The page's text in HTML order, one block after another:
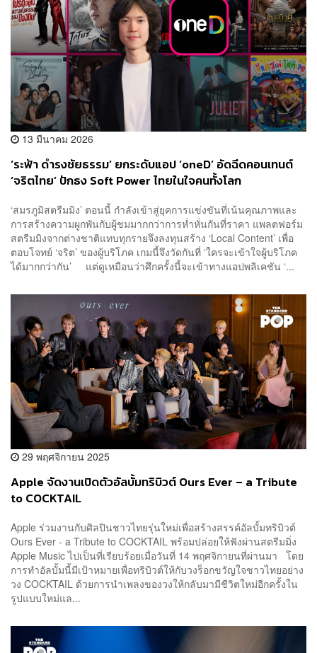
13 มีนาคม 2026
‘ระฟ้า ดำรงชัยธรรม’ ยกระดับแอป ‘oneD’ อัดฉีดคอนเทนต์
‘จริตไทย’ ปักธง Soft Power ไทยในใจคนทั้งโลก
‘สมรภูมิสตรีมมิง’ ตอนนี้ กำลังเข้าสู่ยุคการแข่งขันที่เน้นคุณภาพและ
การสร้างความผูกพันกับผู้ชมมากกว่าการห่ำหั่นกันที่ราคา แพลตฟอร์ม
สตรีมมิงจากต่างชาติแทบทุกรายจึงลงทุนสร้าง ‘Local Content’ เพื่อ
ตอบโจทย์ ‘จริต’ ของผู้บริโภค เกมนี้จึงวัดกันที่ ‘ใครจะเข้าใจผู้บริโภค
ได้มากกว่ากัน’ แต่ดูเหมือนว่าศึกครั้งนี้จะเข้าทางแอปพลิเคชัน ‘...
29 พฤศจิกายน 2025
Apple จัดงานเปิดตัวอัลบั้มทริบิวต์ Ours Ever – a Tribute
to COCKTAIL
Apple ร่วมงานกับศิลปินชาวไทยรุ่นใหม่เพื่อสร้างสรรค์อัลบั้มทริบิวต์
Ours Ever - a Tribute to COCKTAIL พร้อมปล่อยให้ฟังผ่านสตรีมมิ่ง
Apple Music ไปเป็นที่เรียบร้อยเมื่อวันที่ 14 พฤศจิกายนที่ผ่านมา โดย
การทำอัลบั้มนี้มีเป้าหมายเพื่อทริบิวต์ให้กับวงร็อกขวัญใจชาวไทยอย่าง
วง COCKTAIL ด้วยการนำเพลงของวงให้กลับมามีชีวิตใหม่อีกครั้งใน
รูปแบบใหม่แล...